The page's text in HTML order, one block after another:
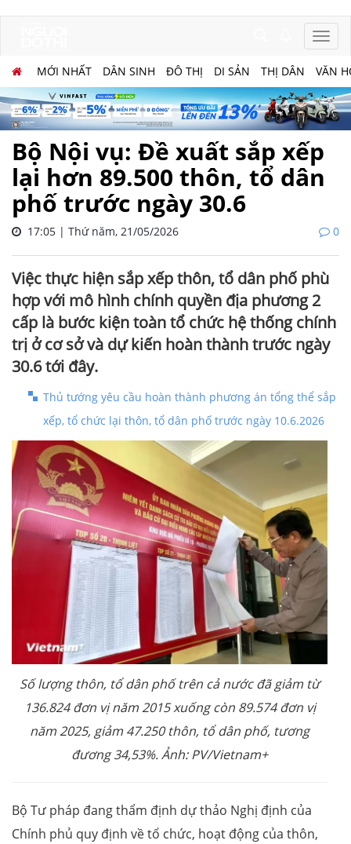
MỚI NHẤT DÂN SINH ĐÔ THỊ DI SẢN THỊ DÂN VĂN
Bộ Nội vụ: Đề xuất sắp xếp
lại hơn 89.500 thôn, tổ dân
phố trước ngày 30.6
17:05 | Thứ năm, 21/05/2026 0
Việc thực hiện sắp xếp thôn, tổ dân phố phù
hợp với mô hình chính quyền địa phương 2
cấp là bước kiện toàn tổ chức hệ thống chính
trị ở cơ sở và dự kiến hoàn thành trước ngày
30.6 tới đây.
Thủ tướng yêu cầu hoàn thành phương án tổng thể sắp
xếp, tổ chức lại thôn, tổ dân phố trước ngày 10.6.2026
Số lượng thôn, tổ dân phố trên cả nước đã giảm từ
136.824 đơn vị năm 2015 xuống còn 89.574 đơn vị
năm 2025, giảm 47.250 thôn, tổ dân phố, tương
đương 34,53%. Ảnh: PV/Vietnam+
Bộ Tư pháp đang thẩm định dự thảo Nghị định của
Chính phủ quy định về tổ chức, hoạt động của thôn,